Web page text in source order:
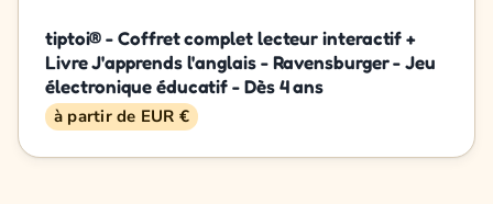
tiptoi® - Coffret complet lecteur interactif +
Livre J'apprends l'anglais - Ravensburger - Jeu
électronique éducatif - Dès 4 ans
à partir de EUR €